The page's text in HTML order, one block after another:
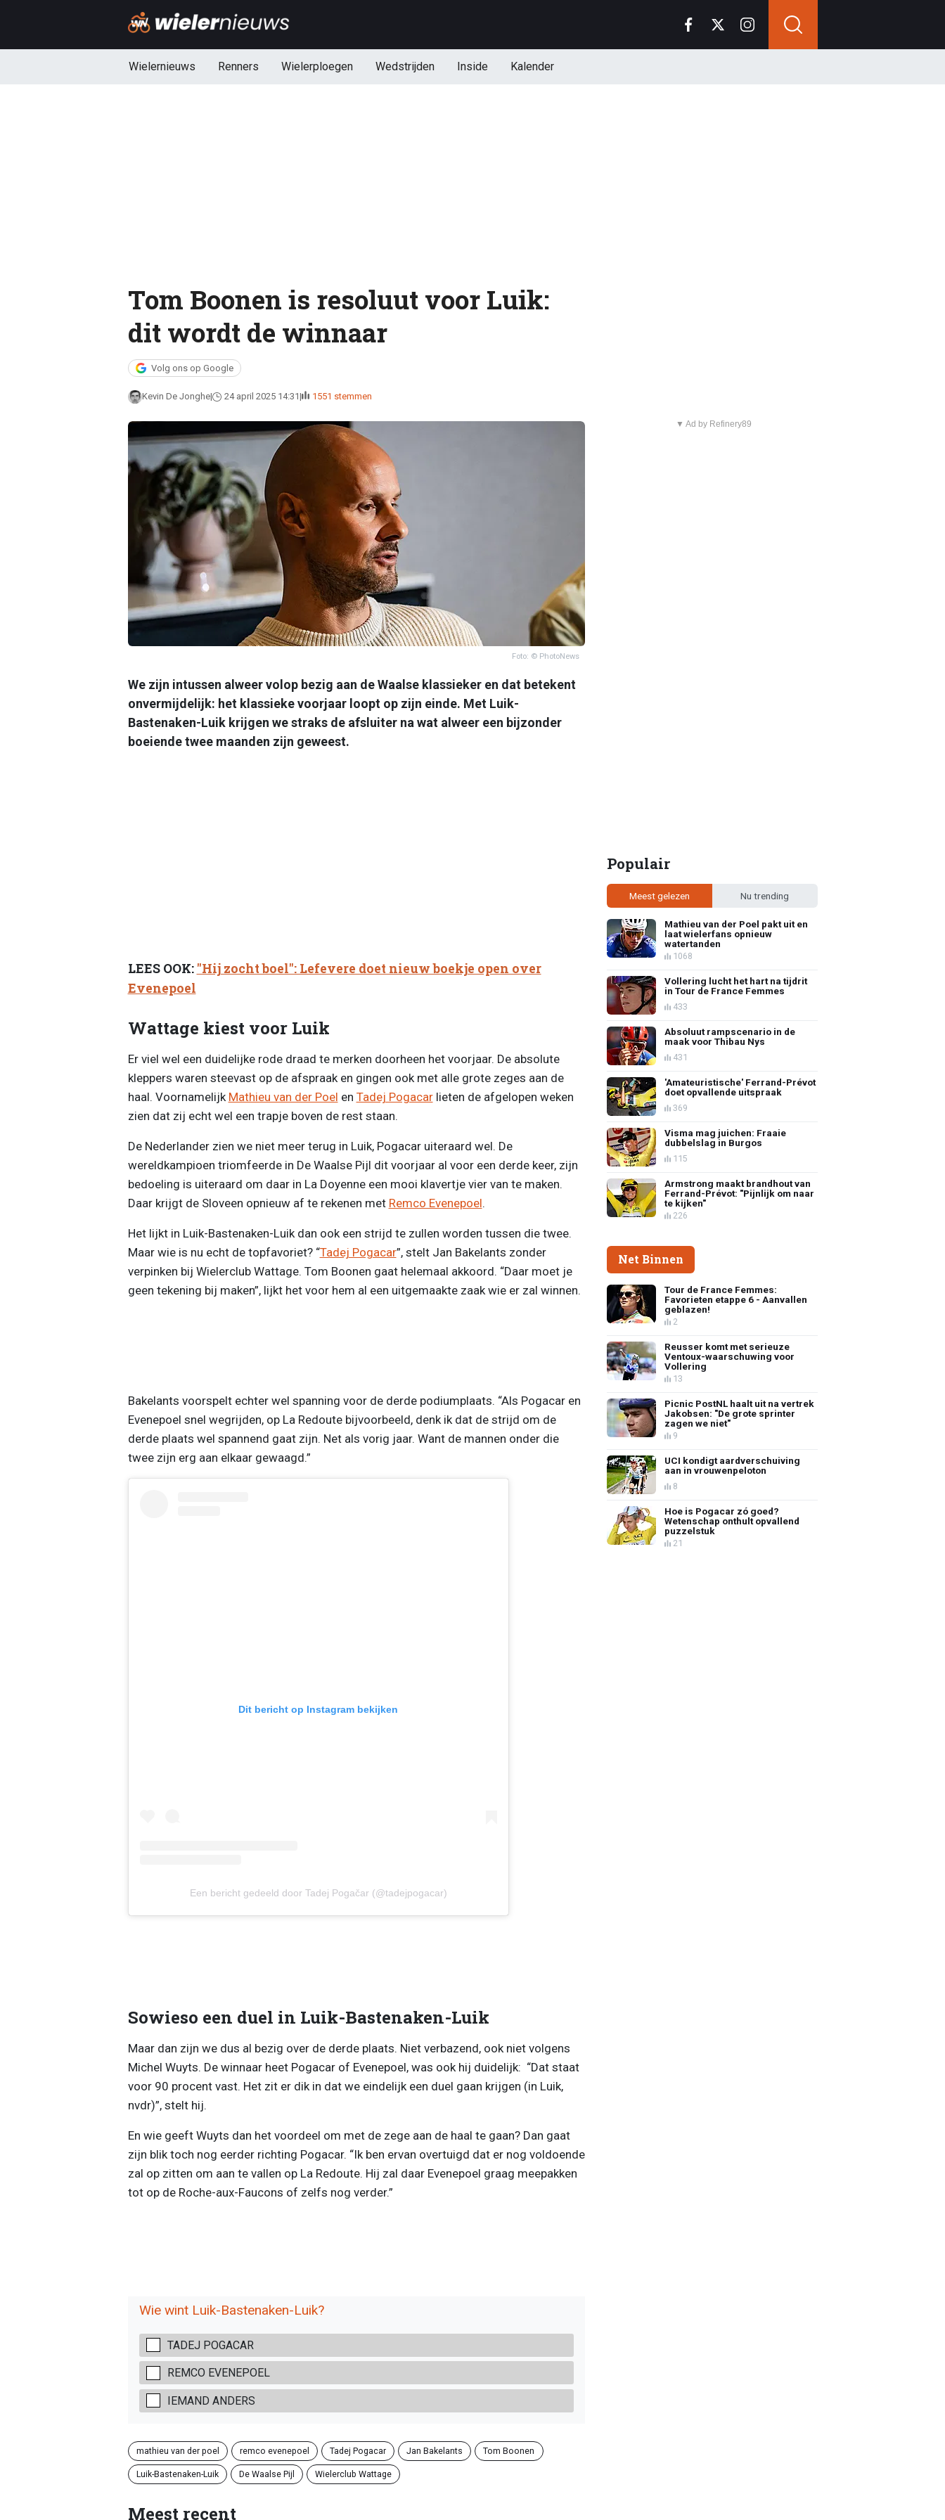
Wielernieuws Renners Wielerploegen Wedstrijden Inside Kalender
Tom Boonen is resoluut voor Luik:
dit wordt de winnaar
Volg ons op Google
Kevin De Jonghe 24 april 2025 14:31 1551 stemmen
Foto: © PhotoNews
We zijn intussen alweer volop bezig aan de Waalse klassieker en dat betekent
onvermijdelijk: het klassieke voorjaar loopt op zijn einde. Met Luik-
Bastenaken-Luik krijgen we straks de afsluiter na wat alweer een bijzonder
boeiende twee maanden zijn geweest.
LEES OOK: "Hij zocht boel": Lefevere doet nieuw boekje open over
Evenepoel
Wattage kiest voor Luik
Er viel wel een duidelijke rode draad te merken doorheen het voorjaar. De absolute
kleppers waren steevast op de afspraak en gingen ook met alle grote zeges aan de
haal. Voornamelijk Mathieu van der Poel en Tadej Pogacarlieten de afgelopen weken
zien dat zij echt wel een trapje boven de rest staan.
De Nederlander zien we niet meer terug in Luik, Pogacar uiteraard wel. De
wereldkampioen triomfeerde in De Waalse Pijl dit voorjaar al voor een derde keer, zijn
bedoeling is uiteraard om daar in La Doyenne een mooi klavertje vier van te maken.
Daar krijgt de Sloveen opnieuw af te rekenen met Remco Evenepoel.
Het lijkt in Luik-Bastenaken-Luik dan ook een strijd te zullen worden tussen die twee.
Maar wie is nu echt de topfavoriet? “Tadej Pogacar”, stelt Jan Bakelants zonder
verpinken bij Wielerclub Wattage. Tom Boonen gaat helemaal akkoord. “Daar moet je
geen tekening bij maken”, lijkt het voor hem al een uitgemaakte zaak wie er zal winnen.
Bakelants voorspelt echter wel spanning voor de derde podiumplaats. “Als Pogacar en
Evenepoel snel wegrijden, op La Redoute bijvoorbeeld, denk ik dat de strijd om de
derde plaats wel spannend gaat zijn. Net als vorig jaar. Want de mannen onder die
twee zijn erg aan elkaar gewaagd.”
Dit bericht op Instagram bekijken
Een bericht gedeeld door Tadej Pogačar (@tadejpogacar)
Sowieso een duel in Luik-Bastenaken-Luik
Maar dan zijn we dus al bezig over de derde plaats. Niet verbazend, ook niet volgens
Michel Wuyts. De winnaar heet Pogacar of Evenepoel, was ook hij duidelijk: “Dat staat
voor 90 procent vast. Het zit er dik in dat we eindelijk een duel gaan krijgen (in Luik,
nvdr)”, stelt hij.
En wie geeft Wuyts dan het voordeel om met de zege aan de haal te gaan? Dan gaat
zijn blik toch nog eerder richting Pogacar. “Ik ben ervan overtuigd dat er nog voldoende
zal op zitten om aan te vallen op La Redoute. Hij zal daar Evenepoel graag meepakken
tot op de Roche-aux-Faucons of zelfs nog verder.”
Wie wint Luik-Bastenaken-Luik?
TADEJ POGACAR
REMCO EVENEPOEL
IEMAND ANDERS
mathieu van der poel remco evenepoel Tadej Pogacar Jan Bakelants Tom Boonen
Luik-Bastenaken-Luik De Waalse Pijl Wielerclub Wattage
Meest recent
▼ Ad by Refinery89
Populair
Meest gelezen Nu trending
Mathieu van der Poel pakt uit en
laat wielerfans opnieuw
watertanden
1068
Vollering lucht het hart na tijdrit
in Tour de France Femmes
433
Absoluut rampscenario in de
maak voor Thibau Nys
431
'Amateuristische' Ferrand-Prévot
doet opvallende uitspraak
369
Visma mag juichen: Fraaie
dubbelslag in Burgos
115
Armstrong maakt brandhout van
Ferrand-Prévot: "Pijnlijk om naar
te kijken"
226
Net Binnen
Tour de France Femmes:
Favorieten etappe 6 - Aanvallen
geblazen!
2
Reusser komt met serieuze
Ventoux-waarschuwing voor
Vollering
13
Picnic PostNL haalt uit na vertrek
Jakobsen: "De grote sprinter
zagen we niet"
9
UCI kondigt aardverschuiving
aan in vrouwenpeloton
8
Hoe is Pogacar zó goed?
Wetenschap onthult opvallend
puzzelstuk
21